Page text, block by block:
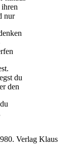
nur
du
den
Verlag Klaus